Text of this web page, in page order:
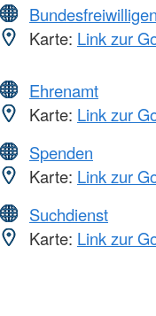
Karte: Link zur
Ehrenamt
Karte: Link zur
Spenden
Karte: Link zur
Suchdienst
Karte: Link zur